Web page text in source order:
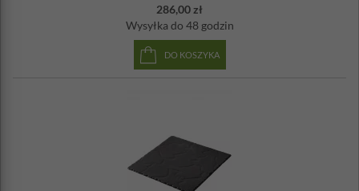
286,00 zł
Wysyłka do 48 godzin
DO KOSZYKA